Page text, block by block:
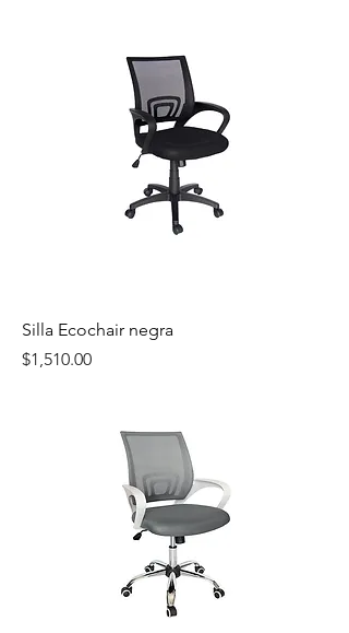
Silla Ecochair negra
Precio
$1,510.00